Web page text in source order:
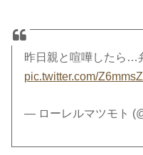
昨日親と喧嘩したら…
pic.twitter.com/
— ローレルマツモト